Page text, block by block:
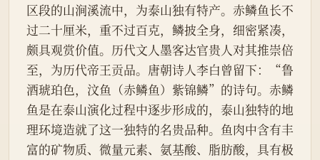
区段的山涧溪流中，为泰山独有特产。赤鳞鱼长不
过二十厘米，重不过百克，鳞披全身，细密紧凑，
颇具观赏价值。历代文人墨客达官贵人对其推崇倍
至，为历代帝王贡品。唐朝诗人李白曾留下：“鲁
酒琥珀色，汶鱼（赤鳞鱼）紫锦鳞”的诗句。赤鳞
鱼是在泰山演化过程中逐步形成的，泰山独特的地
理环境造就了这一独特的名贵品种。鱼肉中含有丰
富的矿物质、微量元素、氨基酸、脂肪酸，具有极